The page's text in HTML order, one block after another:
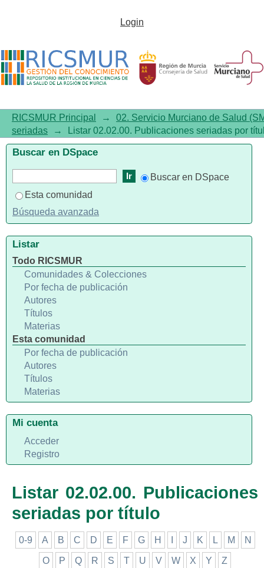
Listar 02.02.00. Publicaciones
Login
RICSMUR Principal →
02. Servicio Murciano de Salud
seriadas
→ Listar 02.02.00. Publicaciones seriadas por
Listar 02.02.00. Publicaciones
seriadas por título
0-9 A B C D E F G H J K L M N
O P Q R S T U V W X Y Z
Buscar en DSpace
Buscar en DSpace
Esta comunidad
Búsqueda avanzada
Listar
Todo RICSMUR
Comunidades & Colecciones
Por fecha de publicación
Autores
Títulos
Materias
Esta comunidad
Por fecha de publicación
Autores
Títulos
Materias
Mi cuenta
Acceder
Registro